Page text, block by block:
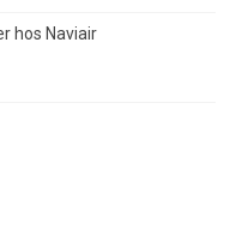
hos Naviair